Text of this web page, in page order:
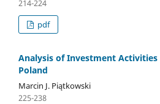
214-224
pdf
Analysis of Investment Activities
Poland
Marcin J. Piątkowski
225-238